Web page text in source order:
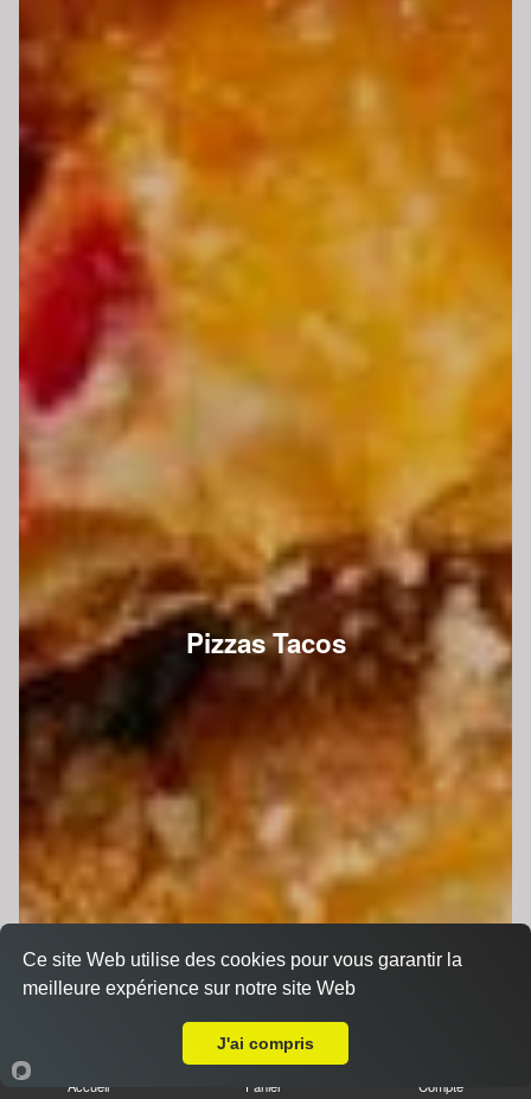
Pizzas Tacos
Accueil Panier Compte
Ce site Web utilise des cookies pour vous garantir la
meilleure expérience sur notre site Web
J'ai compris